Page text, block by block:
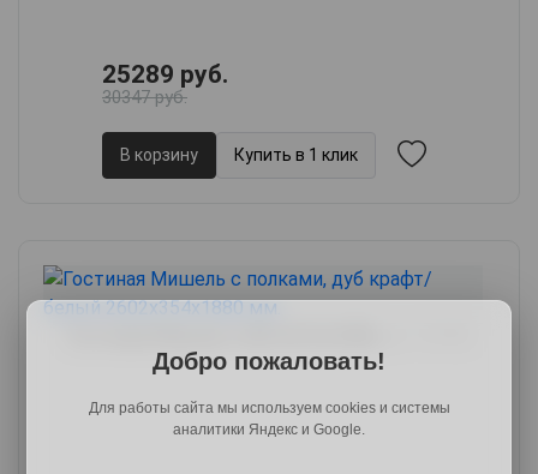
25289 руб.
30347 руб.
В корзину Купить в 1 клик
Добро пожаловать!
Для работы сайта мы используем cookies и системы
аналитики Яндекс и Google.